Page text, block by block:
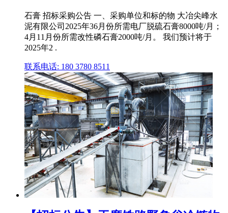
石膏 招标采购公告 一、采购单位和标的物 大冶尖峰水
泥有限公司2025年36月份所需电厂脱硫石膏8000吨/月；
4月11月份所需改性磷石膏2000吨/月。 我们预计将于
2025年2 .
联系电话: 180 3780 8511